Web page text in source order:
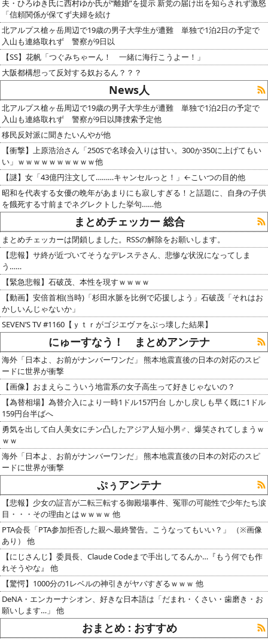
夫・ひろゆき氏に西村ゆか氏が“離婚”を提示 新党の届け出を知らされず激怒
「信頼関係が保てず夫婦を続け
北アルプス槍ヶ岳周辺で19歳の男子大学生が遭難 単独で1泊2日の予定で
入山も連絡取れず 警察が9日以
【SS】花帆「つぐみちゃーん！ 一緒に海行こうよー！」
大阪都構想って反対する奴おるん？？？
News人
北アルプス槍ヶ岳周辺で19歳の男子大学生が遭難 単独で1泊2日の予定で
入山も連絡取れず 警察が9日以降捜索予定他
移民反対派に聞きたいんやが他
【衝撃】上原浩治さん「250Sで名球会入りは甘い。300か350に上げてもい
い」ｗｗｗｗｗｗｗｗｗｗ他
【謎】女「43億円注文して………キャンセルっと！」←こいつの目的他
昭和を代表する女優の晩年があまりにも寂しすぎる！と話題に、自身の子供
を餓死する寸前までネグレクトした挙句……他
まとめチェッカー 総合
まとめチェッカーは閉鎖しました。RSSの解除をお願いします。
【悲報】サ終が近づいてそうなデレステさん、悲惨な状況になってしま
う……
【緊急悲報】石破茂、本性を現すｗｗｗｗ
【動画】安倍首相(当時)「杉田水脈を比例で応援しよう」石破茂「それはお
かしいんじゃないか」
SEVEN’S TV #1160【ｙｔｒがゴジエヴァをぶっ壊した結果】
にゅーすなう！ まとめアンテナ
海外「日本よ、お前がナンバーワンだ」 熊本地震直後の日本の対応のスピ
ードに世界が衝撃
【画像】おまえらこういう地雷系の女子高生って好きじゃないの？
【為替相場】為替介入により一時1ドル157円台 しかし戻しも早く既に1ドル
159円台半ばへ
勇気を出して白人美女にチン凸したアジア人短小男♂、爆笑されてしまうｗ
ｗｗ
海外「日本よ、お前がナンバーワンだ」 熊本地震直後の日本の対応のスピ
ードに世界が衝撃
ぷぅアンテナ
【悲報】少女の証言が二転三転する御殿場事件、冤罪の可能性で少年たち涙
目・・・その理由とはｗｗｗｗ 他
PTA会長「PTA参加拒否した親へ最終警告。こうなってもいい？」 （※画像
あり） 他
【にじさんじ】委員長、Claude Codeまで手出してるんか…『もう何でも作
れそうやな』 他
【驚愕】1000分の1レベルの神引きがヤバすぎるｗｗｗ 他
DeNA・エンカーナシオン、好きな日本語は「だまれ・くさい・歯磨き・お
願いします…」 他
おまとめ : おすすめ